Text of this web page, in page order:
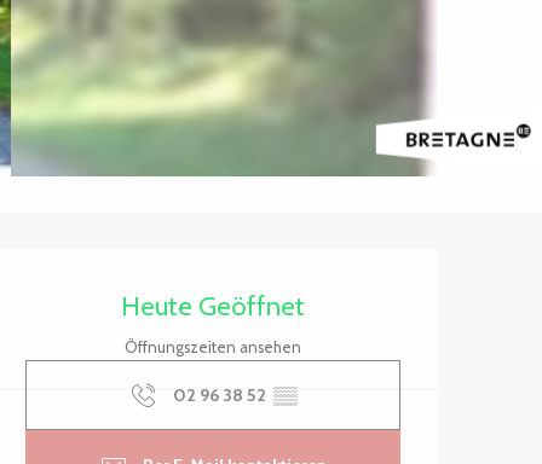
Heute Geöffnet
Öffnungszeiten ansehen
02 96 38 52 ▒▒